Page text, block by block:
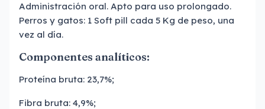
Administración oral. Apto para uso prolongado.
Perros y gatos: 1 Soft pill cada 5 Kg de peso, una
vez al día.
Componentes analíticos:
Proteína bruta: 23,7%;
Fibra bruta: 4,9%;